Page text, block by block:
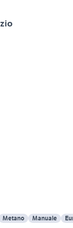
Metano Manuale